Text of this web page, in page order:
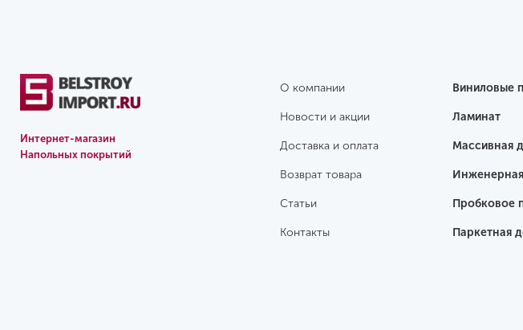
Интернет-магазин
Напольных покрытий
О компании
Новости и акции
Доставка и оплата
Возврат товара
Статьи
Контакты
Виниловые
Ламинат
Массивная
Пробковое
Паркетная